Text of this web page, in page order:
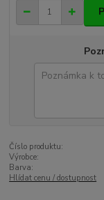
Číslo produktu:
Výrobce:
Barva:
Hlídat cenu / dostupnost